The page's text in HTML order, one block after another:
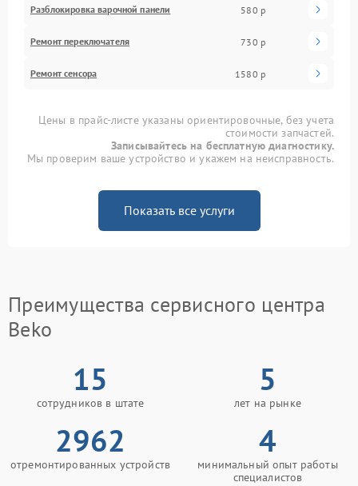
Разблокировка варочной панели 580 р
Ремонт переключателя 730 р
Ремонт сенсора 1580 р
Цены в прайс-листе указаны ориентировочные, без учета
стоимости запчастей.
Записывайтесь на бесплатную диагностику.
Мы проверим ваше устройство и укажем на неисправность.
Показать все услуги
Преимущества сервисного центра
Beko
15
сотрудников в штате
5
лет на рынке
2962
отремонтированных устройств
4
минимальный опыт работы
специалистов